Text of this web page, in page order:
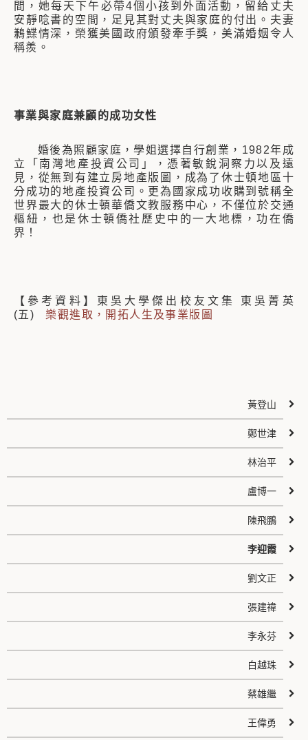
間，她每天下午必帶4個小孩到外面活動，留給丈夫
安靜唸書的空間，足見其對丈夫與家庭的付出。夫妻
鶼鰈情深，榮獲美國政府頒發牽手獎，美滿婚姻令人
稱羨。
事業與家庭兼顧的成功女性
婚後為照顧家庭，學姐選擇自行創業，1982年成
立「南灣地產投資公司」，憑著敏銳洞察力以及遠
見，從無到有建立房地產版圖，成為了休士頓地區十
分成功的地產投資公司。更為國家成功收購到號稱全
世界最大的休士頓華僑文教服務中心，不僅位於交通
樞紐，也是休士頓僑社歷史中的一大地標，功在僑
界！
【參考資料】東吳大學傑出校友文集 東吳菁英
(五)
樂觀進取，開拓人生及事業版圖
黃登山
鄭世津
林治平
盧博一
陳飛鵬
李迎霞
劉文正
張建禕
李永芬
白越珠
蔡雄繼
王偉勇